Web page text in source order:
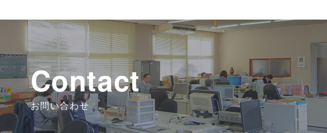
Contact
お問い合わせ